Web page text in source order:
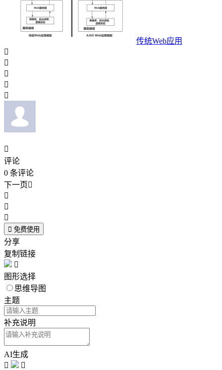
传统Web应用






评论
0 条评论
下一页



 免费使用
分享
复制链接

图形选择
思维导图
主题
补充说明
AI生成

